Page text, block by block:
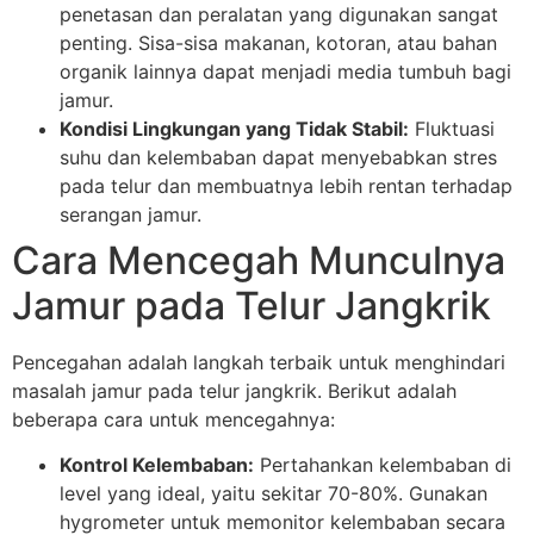
penetasan dan peralatan yang digunakan sangat
penting. Sisa-sisa makanan, kotoran, atau bahan
organik lainnya dapat menjadi media tumbuh bagi
jamur.
Kondisi Lingkungan yang Tidak Stabil: Fluktuasi
suhu dan kelembaban dapat menyebabkan stres
pada telur dan membuatnya lebih rentan terhadap
serangan jamur.
Cara Mencegah Munculnya
Jamur pada Telur Jangkrik
Pencegahan adalah langkah terbaik untuk menghindari
masalah jamur pada telur jangkrik. Berikut adalah
beberapa cara untuk mencegahnya:
Kontrol Kelembaban: Pertahankan kelembaban di
level yang ideal, yaitu sekitar 70-80%. Gunakan
hygrometer untuk memonitor kelembaban secara